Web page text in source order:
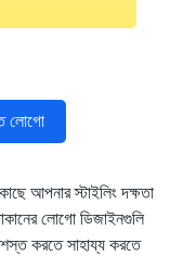
লোগো
আপনার স্টাইলিং দক্ষতা
লোগো ডিজাইনগুলি
করতে সাহায্য করতে